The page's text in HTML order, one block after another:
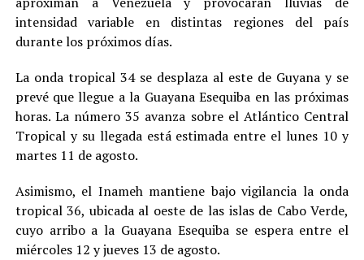
intensidad variable en distintas regiones del país
durante los próximos días.
La onda tropical 34 se desplaza al este de Guyana y se
prevé que llegue a la Guayana Esequiba en las próximas
horas. La número 35 avanza sobre el Atlántico Central
Tropical y su llegada está estimada entre el lunes 10 y
martes 11 de agosto.
Asimismo, el Inameh mantiene bajo vigilancia la onda
tropical 36, ubicada al oeste de las islas de Cabo Verde,
cuyo arribo a la Guayana Esequiba se espera entre el
miércoles 12 y jueves 13 de agosto.